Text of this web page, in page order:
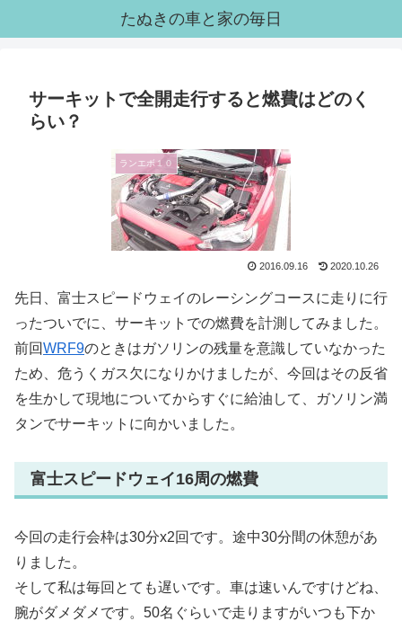
たぬきの車と家の毎日
サーキットで全開走行すると燃費はどのく
らい？
ランエボ１０
2016.09.16 2020.10.26
先日、富士スピードウェイのレーシングコースに走りに行
ったついでに、サーキットでの燃費を計測してみました。
前回WRF9のときはガソリンの残量を意識していなかった
ため、危うくガス欠になりかけましたが、今回はその反省
を生かして現地についてからすぐに給油して、ガソリン満
タンでサーキットに向かいました。
富士スピードウェイ16周の燃費
今回の走行会枠は30分x2回です。途中30分間の休憩があ
りました。
そして私は毎回とても遅いです。車は速いんですけどね、
腕がダメダメです。50名ぐらいで走りますがいつも下か